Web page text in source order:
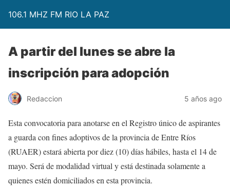
106.1 MHZ FM RIO LA PAZ
A partir del lunes se abre la
inscripción para adopción
Redaccion 5 años ago
Esta convocatoria para anotarse en el Registro único de aspirantes
a guarda con fines adoptivos de la provincia de Entre Ríos
(RUAER) estará abierta por diez (10) días hábiles, hasta el 14 de
mayo. Será de modalidad virtual y está destinada solamente a
quienes estén domiciliados en esta provincia.